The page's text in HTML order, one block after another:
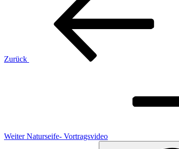
Zurück
Weiter Naturseife- Vortragsvideo